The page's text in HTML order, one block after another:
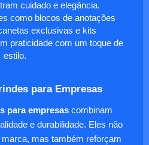
cuidado e elegância.
como blocos de anotações
exclusivas e kits
praticidade com um toque de
estilo.
para Empresas
para empresas combinam
e durabilidade. Eles não
mas também reforçam